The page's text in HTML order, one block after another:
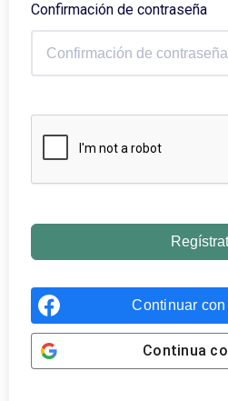
Confirmación de contraseña
Continuar con
Continua